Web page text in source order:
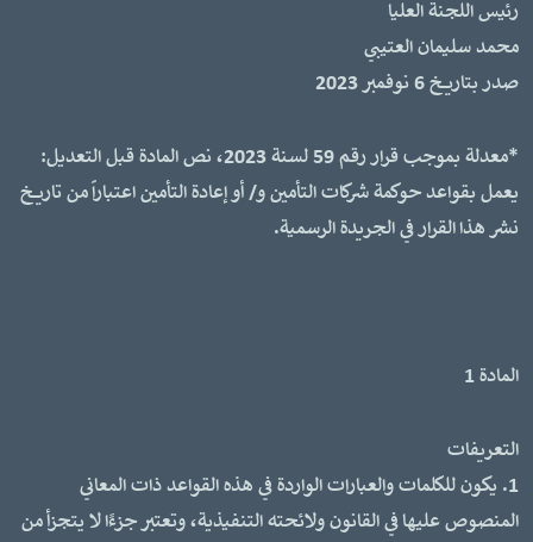
رئيس اللجنة العليا
محمد سليمان العتيبي
صدر بتاريخ 6 نوفمبر 2023
*معدلة بموجب قرار رقم 59 لسنة 2023، نص المادة قبل التعديل:
يعمل بقواعد حوكمة شركات التأمين و/ أو إعادة التأمين اعتباراً من تاريخ
نشر هذا القرار في الجريدة الرسمية.
المادة 1
التعريفات
1. يكون للكلمات والعبارات الواردة في هذه القواعد ذات المعاني
المنصوص عليها في القانون ولائحته التنفيذية، وتعتبر جزءًا لا يتجزأ من